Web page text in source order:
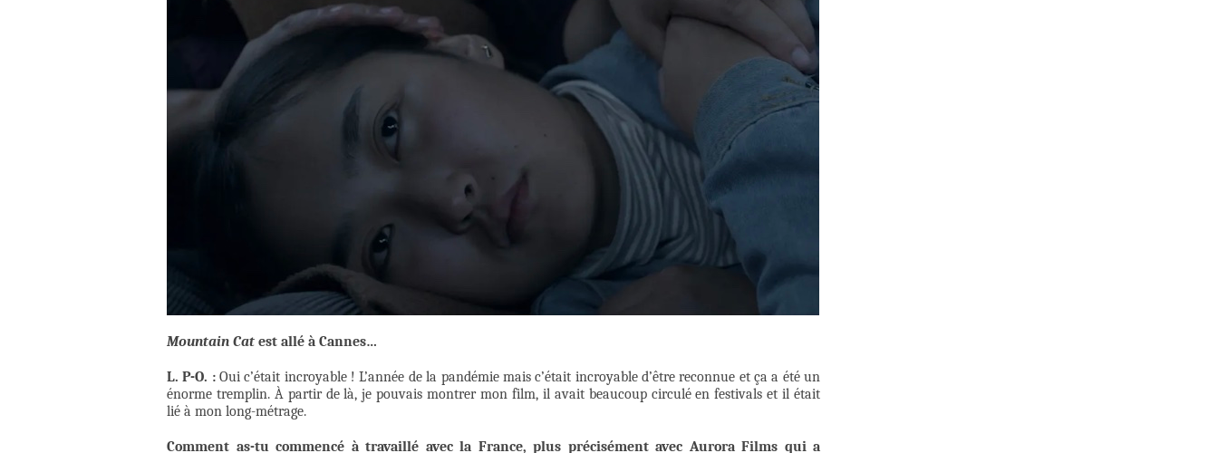
Mountain Cat est allé à Cannes…
L. P-O. :Oui c’était incroyable ! L’année de la pandémie mais c’était incroyable d’être reconnue et ça a été un
énorme tremplin. À partir de là, je pouvais montrer mon film, il avait beaucoup circulé en festivals et il était
lié à mon long-métrage.
Comment as-tu commencé à travaillé avec la France, plus précisément avec Aurora Films qui a